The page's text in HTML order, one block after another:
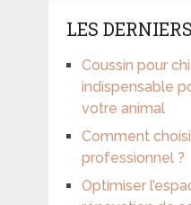
LES
Coussin pour
indispensable
votre animal
Comment
professionnel ?
Optimiser